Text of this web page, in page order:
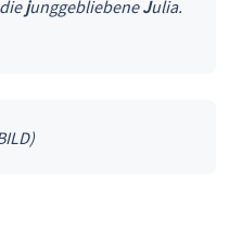
junggebliebeneJulia.